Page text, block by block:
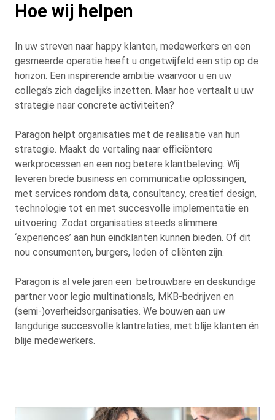
Hoe wij helpen
In uw streven naar happy klanten, medewerkers en een
gesmeerde operatie heeft u ongetwijfeld een stip op de
horizon. Een inspirerende ambitie waarvoor u en uw
collega’s zich dagelijks inzetten. Maar hoe vertaalt u uw
strategie naar concrete activiteiten?
Paragon helpt organisaties met de realisatie van hun
strategie. Maakt de vertaling naar efficiëntere
werkprocessen en een nog betere klantbeleving. Wij
leveren brede business en communicatie oplossingen,
met services rondom data, consultancy, creatief design,
technologie tot en met succesvolle implementatie en
uitvoering. Zodat organisaties steeds slimmere
‘experiences’ aan hun eindklanten kunnen bieden. Of dit
nou consumenten, burgers, leden of cliënten zijn.
Paragon is al vele jaren een betrouwbare en deskundige
partner voor legio multinationals, MKB-bedrijven en
(semi-)overheidsorganisaties. We bouwen aan uw
langdurige succesvolle klantrelaties, met blije klanten én
blije medewerkers.